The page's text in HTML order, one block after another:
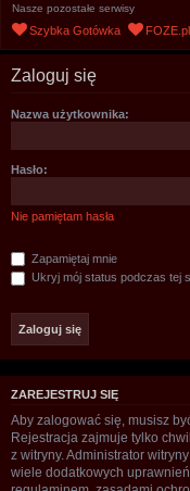
Nasze pozostałe serwisy
Szybka Gotówka FOZE.pl
Zaloguj się
Nazwa użytkownika:
Hasło:
Nie pamiętam hasła
Zapamiętaj mnie
Ukryj mój status podczas tej
ZAREJESTRUJ SIĘ
Aby zalogować się, musisz
Rejestracja zajmuje tylko
z witryny. Administrator
wiele dodatkowych